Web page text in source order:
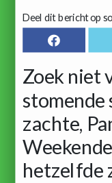
Deel dit bericht op
Zoek niet
zachte,
hetzelfde